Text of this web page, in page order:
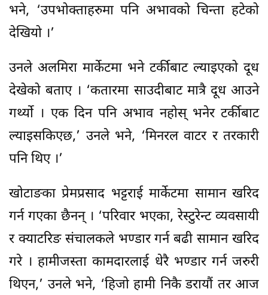
भने, ‘उपभोक्ताहरुमा पनि अभावको चिन्ता हटेको
देखियो ।’
उनले अलमिरा मार्केटमा भने टर्कीबाट ल्याइएको दूध
देखेको बताए । ‘कतारमा साउदीबाट मात्रै दूध आउने
गर्थ्यो । एक दिन पनि अभाव नहोस् भनेर टर्कीबाट
ल्याइसकिएछ,’ उनले भने, ‘मिनरल वाटर र तरकारी
पनि थिए ।’
खोटाङका प्रेमप्रसाद भट्टराई मार्केटमा सामान खरिद
गर्न गएका छैनन् । ‘परिवार भएका, रेस्टुरेन्ट व्यवसायी
र क्याटरिङ संचालकले भण्डार गर्न बढी सामान खरिद
गरे । हामीजस्ता कामदारलाई धेरै भण्डार गर्न जरुरी
थिएन,’ उनले भने, ‘हिजो हामी निकै डरायौं तर आज